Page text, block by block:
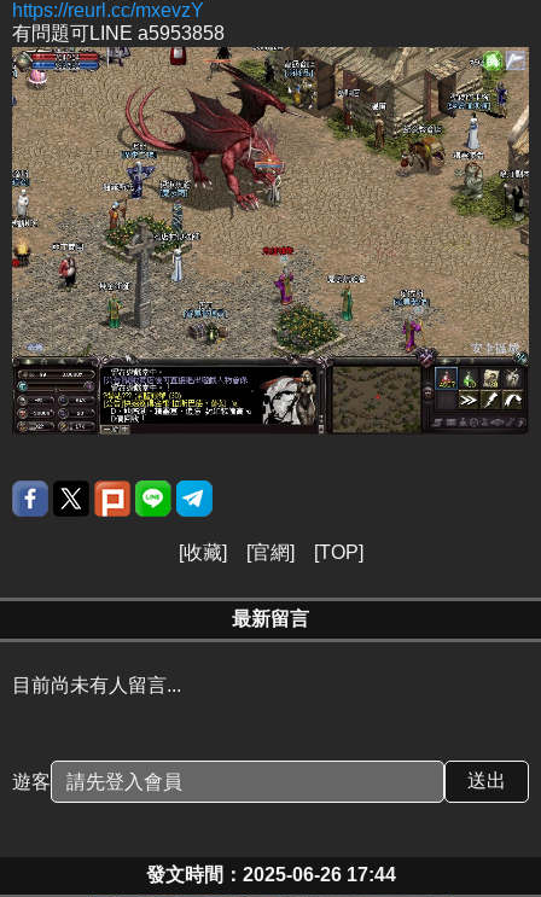
https://reurl.cc/mxevzY
有問題可LINE a5953858
[收藏] [官網] [TOP]
最新留言
目前尚未有人留言...
遊客
發文時間：2025-06-26 17:44